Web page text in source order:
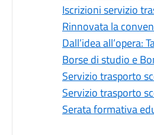
Iscrizioni servizio
Rinnovata la
Dall’idea all’opera:
Borse di studio e
Servizio trasporto
Servizio trasporto
Serata formativa